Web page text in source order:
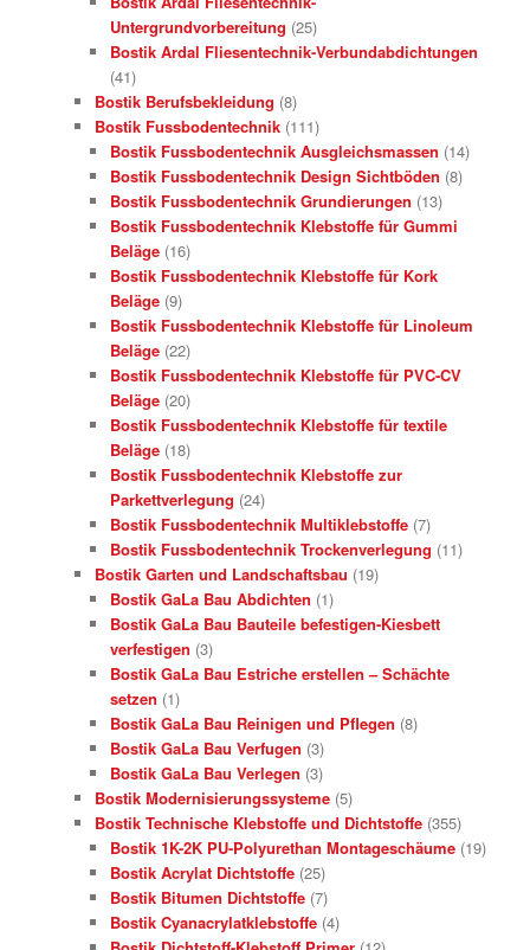
Untergrundvorbereitung (25)
Bostik Ardal Fliesentechnik-Verbundabdichtungen
(41)
Bostik Berufsbekleidung (8)
Bostik Fussbodentechnik (111)
Bostik Fussbodentechnik Ausgleichsmassen (14)
Bostik Fussbodentechnik Design Sichtböden (8)
Bostik Fussbodentechnik Grundierungen (13)
Bostik Fussbodentechnik Klebstoffe für Gummi
Beläge (16)
Bostik Fussbodentechnik Klebstoffe für Kork
Beläge (9)
Bostik Fussbodentechnik Klebstoffe für Linoleum
Beläge (22)
Bostik Fussbodentechnik Klebstoffe für PVC-CV
Beläge (20)
Bostik Fussbodentechnik Klebstoffe für textile
Beläge (18)
Bostik Fussbodentechnik Klebstoffe zur
Parkettverlegung (24)
Bostik Fussbodentechnik Multiklebstoffe (7)
Bostik Fussbodentechnik Trockenverlegung (11)
Bostik Garten und Landschaftsbau (19)
Bostik GaLa Bau Abdichten (1)
Bostik GaLa Bau Bauteile befestigen-Kiesbett
verfestigen (3)
Bostik GaLa Bau Estriche erstellen – Schächte
setzen (1)
Bostik GaLa Bau Reinigen und Pflegen (8)
Bostik GaLa Bau Verfugen (3)
Bostik GaLa Bau Verlegen (3)
Bostik Modernisierungssysteme (5)
Bostik Technische Klebstoffe und Dichtstoffe (355)
Bostik 1K-2K PU-Polyurethan Montageschäume (19)
Bostik Acrylat Dichtstoffe (25)
Bostik Bitumen Dichtstoffe (7)
Bostik Cyanacrylatklebstoffe (4)